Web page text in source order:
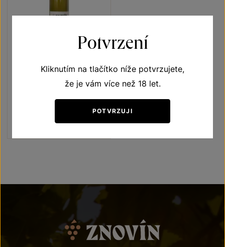
Tramín červený
Potvrzení
Kliknutím na tlačítko níže potvrzujete,
že je vám více než 18 let.
POTVRZUJI